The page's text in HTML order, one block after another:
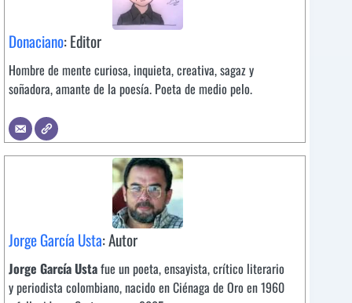
Donaciano: Editor
Hombre de mente curiosa, inquieta, creativa, sagaz y
soñadora, amante de la poesía. Poeta de medio pelo.
Jorge García Usta: Autor
Jorge García Ustafue un poeta, ensayista, crítico literario
y periodista colombiano, nacido en Ciénaga de Oro en 1960